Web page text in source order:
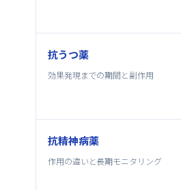
抗うつ薬
効果発現までの期間と副作用
抗精神病薬
作用の違いと長期モニタリング